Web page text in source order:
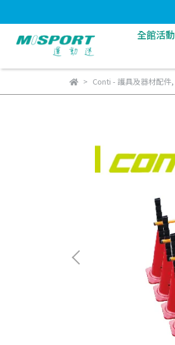
全館活動
Conti - 護具及器材配件,